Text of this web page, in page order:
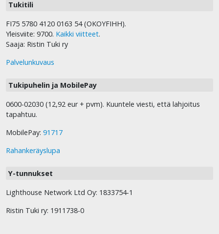
Tukitili
FI75 5780 4120 0163 54 (OKOYFIHH).
Yleisviite: 9700. Kaikki viitteet.
Saaja: Ristin Tuki ry
Palvelunkuvaus
Tukipuhelin ja MobilePay
0600-02030 (12,92 eur + pvm). Kuuntele viesti, että lahjoitus
tapahtuu.
MobilePay: 91717
Rahankeräyslupa
Y-tunnukset
Lighthouse Network Ltd Oy: 1833754-1
Ristin Tuki ry: 1911738-0